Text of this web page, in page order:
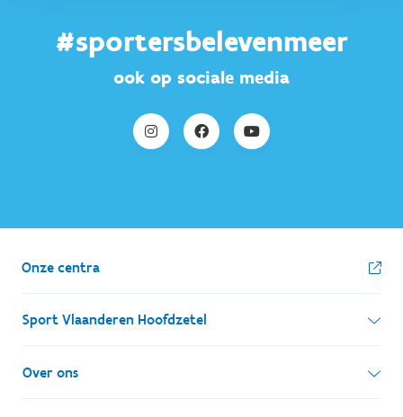
#sportersbelevenmeer
ook op sociale media
Onze centra
Sport Vlaanderen Hoofdzetel
Simon Bolivarlaan 17
1000 Brussel
Over ons